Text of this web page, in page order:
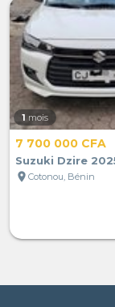
1 mois
7 700 000 CFA
Suzuki Dzire
location_on Cotonou, Bénin